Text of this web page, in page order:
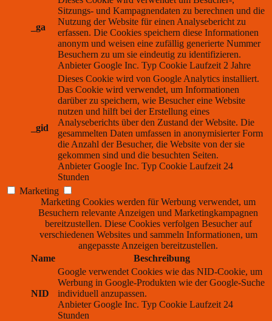
_ga
Sitzungs- und Kampagnendaten zu berechnen und die
Nutzung der Website für einen Analysebericht zu
erfassen. Die Cookies speichern diese Informationen
anonym und weisen eine zufällig generierte Nummer
Besuchern zu um sie eindeutig zu identifizieren.
Anbieter Google Inc. Typ Cookie Laufzeit 2 Jahre
_gid
Dieses Cookie wird von Google Analytics installiert.
Das Cookie wird verwendet, um Informationen
darüber zu speichern, wie Besucher eine Website
nutzen und hilft bei der Erstellung eines
Analyseberichts über den Zustand der Website. Die
gesammelten Daten umfassen in anonymisierter Form
die Anzahl der Besucher, die Website von der sie
gekommen sind und die besuchten Seiten.
Anbieter Google Inc. Typ Cookie Laufzeit 24
Stunden
Marketing
Marketing Cookies werden für Werbung verwendet, um
Besuchern relevante Anzeigen und Marketingkampagnen
bereitzustellen. Diese Cookies verfolgen Besucher auf
verschiedenen Websites und sammeln Informationen, um
angepasste Anzeigen bereitzustellen.
Name
Beschreibung
NID
Google verwendet Cookies wie das NID-Cookie, um
Werbung in Google-Produkten wie der Google-Suche
individuell anzupassen.
Anbieter Google Inc. Typ Cookie Laufzeit 24
Stunden